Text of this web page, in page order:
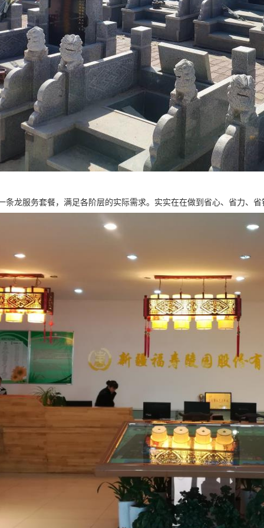
条龙服务套餐，满足各阶层的实际需求。实实在在做到省心、省力、省